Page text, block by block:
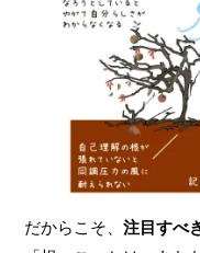
だからこそ、注目すべ